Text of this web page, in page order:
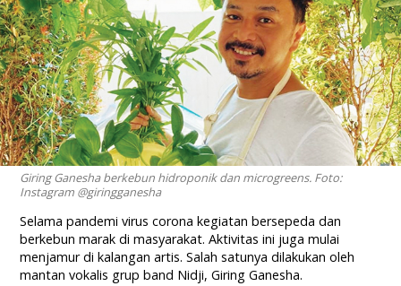
Giring Ganesha berkebun hidroponik dan microgreens. Foto:
Instagram @giringganesha
Selama pandemi virus corona kegiatan bersepeda dan
berkebun marak di masyarakat. Aktivitas ini juga mulai
menjamur di kalangan artis. Salah satunya dilakukan oleh
mantan vokalis grup band Nidji, Giring Ganesha.